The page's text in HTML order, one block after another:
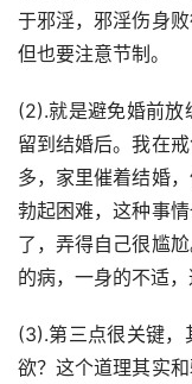
于邪淫，邪淫伤身
但也要注意节制。
(2).就是避免婚前放
留到结婚后。我在
多，家里催着结婚
勃起困难，这种事
了，弄得自己很尴
的病，一身的不适
(3).第三点很关键，
欲？这个道理其实